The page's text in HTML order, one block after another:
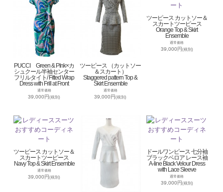
PUCCI Green & PInk×カ
シュクール半袖センター
フリルタイト/ Fitted Wrap
Dress with Frill at Front
通常価格
39,000円(税別)
ツーピース （カットソー
＆スカート）
Staggered pattern Top &
Skirt Ensemble
通常価格
39,000円(税別)
ツーピース カットソー＆
スカートツーピース
Orange Top & Skirt
Ensemble
通常価格
39,000円(税別)
ツーピース カットソー＆
スカートツーピース
Navy Top & Skirt Ensemble
通常価格
39,000円(税別)
ドールワンピース 七分袖
ブラックベロア レース袖
A-line Black Velour Dress
with Lace Sleeve
通常価格
39,000円(税別)